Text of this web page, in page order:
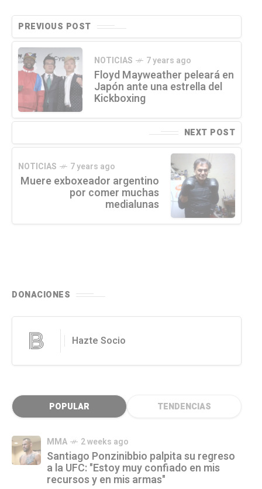
PREVIOUS POST
NOTICIAS 7 years ago
Floyd Mayweather peleará en
Japón ante una estrella del
Kickboxing
NEXT POST
NOTICIAS 7 years ago
Muere exboxeador argentino
por comer muchas
medialunas
DONACIONES
Hazte Socio
POPULAR TENDENCIAS
MMA 2 weeks ago
Santiago Ponzinibbio palpita su regreso
a la UFC: "Estoy muy confiado en mis
recursos y en mis armas"